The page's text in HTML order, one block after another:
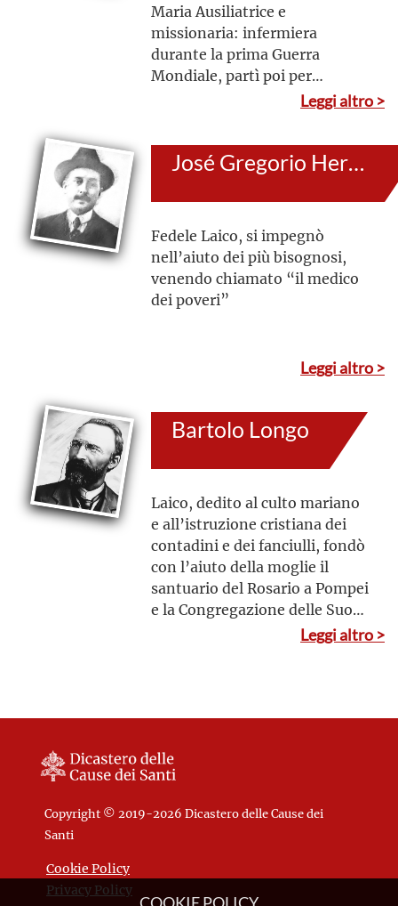
Maria Ausiliatrice e
missionaria: infermiera
durante la prima Guerra
Mondiale, partì poi per
l’Ecuador, dove si spese
nell’evangelizzazione e nella
Leggi altro >
José Gregorio Hernández Cisneros
Fedele Laico, si impegnò
nell’aiuto dei più bisognosi,
venendo chiamato “il medico
dei poveri”
Leggi altro >
Bartolo Longo
Laico, dedito al culto mariano
e all’istruzione cristiana dei
contadini e dei fanciulli, fondò
con l’aiuto della moglie il
santuario del Rosario a Pompei
e la Congregazione delle Suore
che porta lo stesso titoloLeggi altro >
Copyright © 2019-2026 Dicastero delle Cause dei
Santi
Cookie Policy
Privacy Policy
COOKIE POLICY